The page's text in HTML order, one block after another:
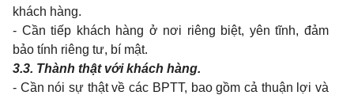
khách hàng.
- Cần tiếp khách hàng ở nơi riêng biệt, yên tĩnh, đảm
bảo tính riêng tư, bí mật.
3.3. Thành thật với khách hàng.
- Cần nói sự thật về các BPTT, bao gồm cả thuận lợi và